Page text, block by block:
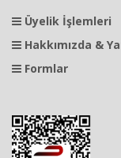
Üyelik İşlemleri
Hakkımızda &
Formlar